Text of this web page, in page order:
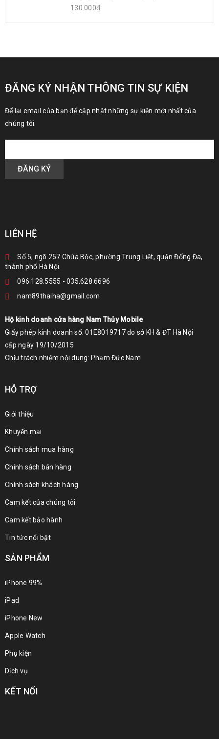
130.000₫
ĐĂNG KÝ NHẬN THÔNG TIN SỰ KIỆN
Để lại email của bạn để cập nhật những sự kiện mới nhất của
chúng tôi.
LIÊN HỆ
Số 5, ngõ 257 Chùa Bộc, phường Trung Liệt, quận Đống Đa,
thành phố Hà Nội.
096.128.5555 - 035.628.6696
nam89thaiha@gmail.com
Hộ kinh doanh cửa hàng Nam Thủy Mobile
Giấy phép kinh doanh số: 01E8019717 do sở KH & ĐT Hà Nội
cấp ngày 19/10/2015
Chịu trách nhiệm nội dung: Phạm Đức Nam
HỖ TRỢ
Giới thiệu
Khuyến mại
Chính sách mua hàng
Chính sách bán hàng
Chính sách khách hàng
Cam kết của chúng tôi
Cam kết bảo hành
Tin tức nổi bật
SẢN PHẨM
iPhone 99%
iPad
iPhone New
Apple Watch
Phụ kiện
Dịch vụ
KẾT NỐI